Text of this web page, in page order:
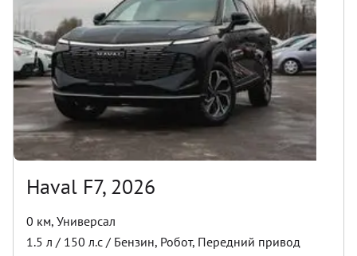
Haval F7, 2026
0 км, Универсал
1.5 л / 150 л.с / Бензин, Робот, Передний привод